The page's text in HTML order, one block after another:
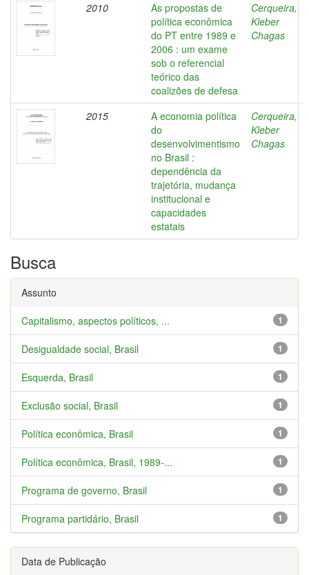
2010
As propostas de
política econômica
do PT entre 1989 e
2006 : um exame
sob o referencial
teórico das
coalizões de defesa
Cerqueira,
Kleber
Chagas
2015
A economia política
do
desenvolvimentismo
no Brasil :
dependência da
trajetória, mudança
institucional e
capacidades
estatais
Cerqueira,
Kleber
Chagas
Busca
Assunto
1
Capitalismo, aspectos políticos, ...
1
Desigualdade social, Brasil
1
Esquerda, Brasil
1
Exclusão social, Brasil
1
Política econômica, Brasil
1
Política econômica, Brasil, 1989-...
1
Programa de governo, Brasil
1
Programa partidário, Brasil
Data de Publicação